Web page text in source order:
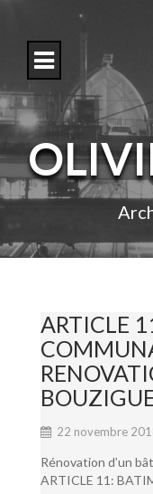
o
c
n
e
ARTICLE
22 novembre
Rénovation d’un
ARTICLE 11: